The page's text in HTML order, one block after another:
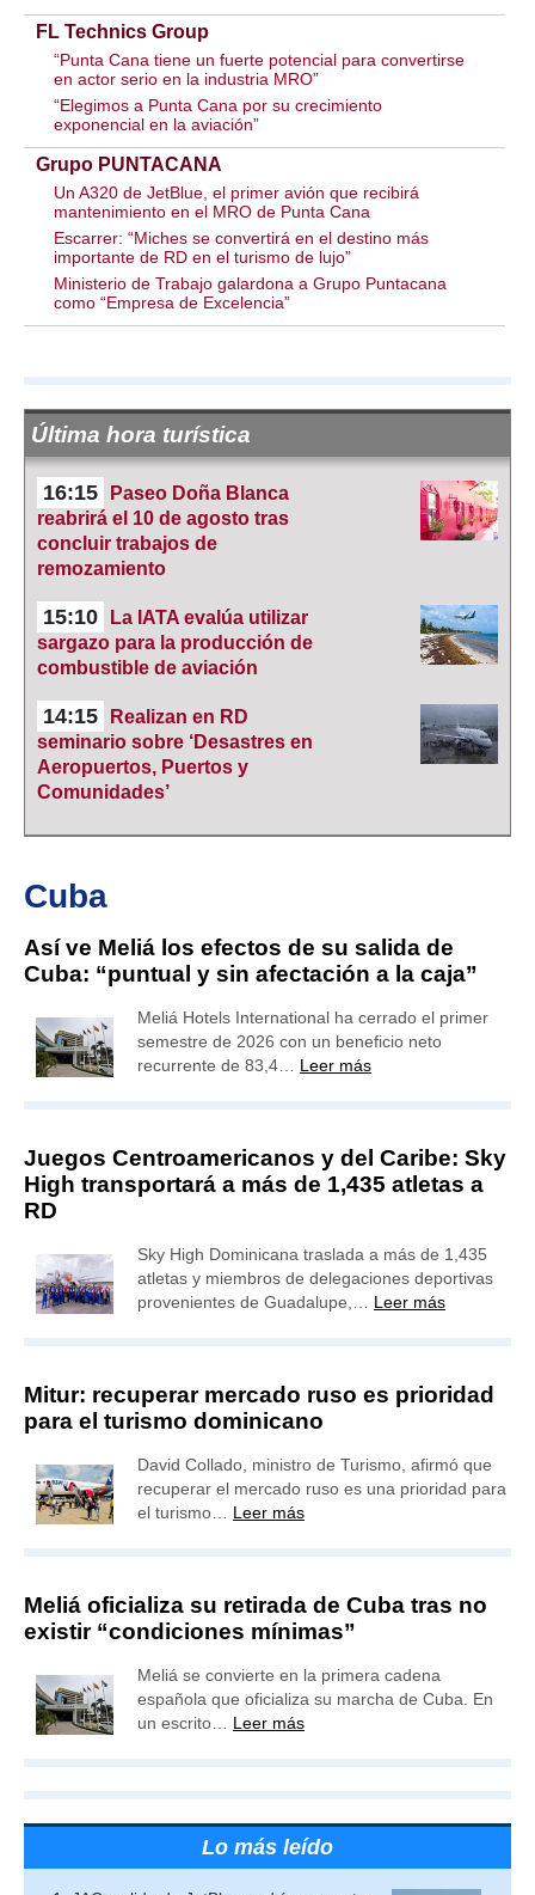
FL Technics Group
“Punta Cana tiene un fuerte potencial para convertirse
en actor serio en la industria MRO”
“Elegimos a Punta Cana por su crecimiento
exponencial en la aviación”
Grupo PUNTACANA
Un A320 de JetBlue, el primer avión que recibirá
mantenimiento en el MRO de Punta Cana
Escarrer: “Miches se convertirá en el destino más
importante de RD en el turismo de lujo”
Ministerio de Trabajo galardona a Grupo Puntacana
como “Empresa de Excelencia”
Última hora turística
16:15
Paseo Doña Blanca
reabrirá el 10 de agosto tras
concluir trabajos de
remozamiento
15:10
La IATA evalúa utilizar
sargazo para la producción de
combustible de aviación
14:15
Realizan en RD
seminario sobre ‘Desastres en
Aeropuertos, Puertos y
Comunidades’
Cuba
Así ve Meliá los efectos de su salida de
Cuba: “puntual y sin afectación a la caja”
Meliá Hotels International ha cerrado el primer
semestre de 2026 con un beneficio neto
recurrente de 83,4… Leer más
Juegos Centroamericanos y del Caribe: Sky
High transportará a más de 1,435 atletas a
RD
Sky High Dominicana traslada a más de 1,435
atletas y miembros de delegaciones deportivas
provenientes de Guadalupe,… Leer más
Mitur: recuperar mercado ruso es prioridad
para el turismo dominicano
David Collado, ministro de Turismo, afirmó que
recuperar el mercado ruso es una prioridad para
el turismo… Leer más
Meliá oficializa su retirada de Cuba tras no
existir “condiciones mínimas”
Meliá se convierte en la primera cadena
española que oficializa su marcha de Cuba. En
un escrito… Leer más
Lo más leído